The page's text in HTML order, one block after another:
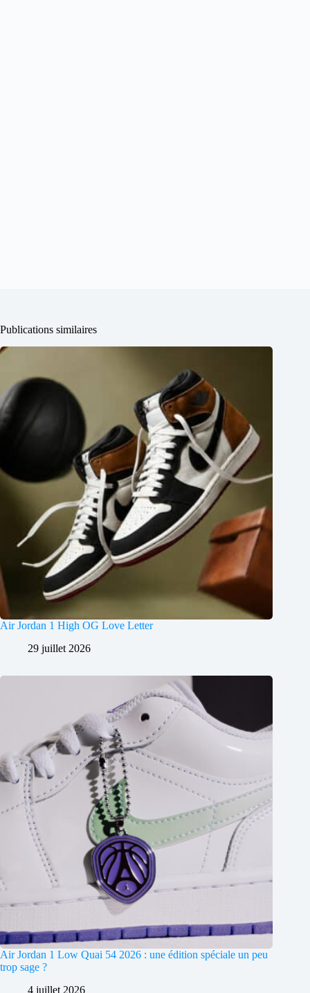
Publications similaires
Air Jordan 1 High OG Love Letter
29 juillet 2026
Air Jordan 1 Low Quai 54 2026 : une édition spéciale un peu
trop sage ?
4 juillet 2026